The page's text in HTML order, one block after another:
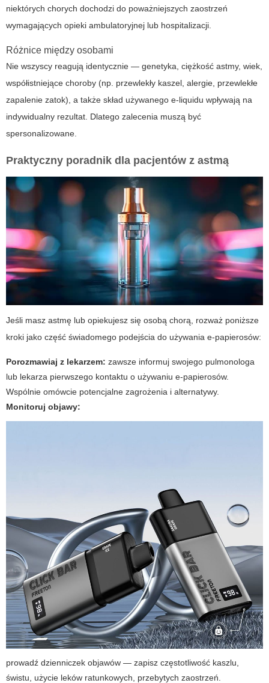
niektórych chorych dochodzi do poważniejszych zaostrzeń
wymagających opieki ambulatoryjnej lub hospitalizacji.
Różnice między osobami
Nie wszyscy reagują identycznie — genetyka, ciężkość astmy, wiek,
współistniejące choroby (np. przewlekły kaszel, alergie, przewlekłe
zapalenie zatok), a także skład używanego e-liquidu wpływają na
indywidualny rezultat. Dlatego zalecenia muszą być
spersonalizowane.
Praktyczny poradnik dla pacjentów z astmą
Jeśli masz astmę lub opiekujesz się osobą chorą, rozważ poniższe
kroki jako część świadomego podejścia do używania e-papierosów:
Porozmawiaj z lekarzem: zawsze informuj swojego pulmonologa
lub lekarza pierwszego kontaktu o używaniu e-papierosów.
Wspólnie omówcie potencjalne zagrożenia i alternatywy.
Monitoruj objawy:
prowadź dzienniczek objawów — zapisz częstotliwość kaszlu,
świstu, użycie leków ratunkowych, przebytych zaostrzeń.